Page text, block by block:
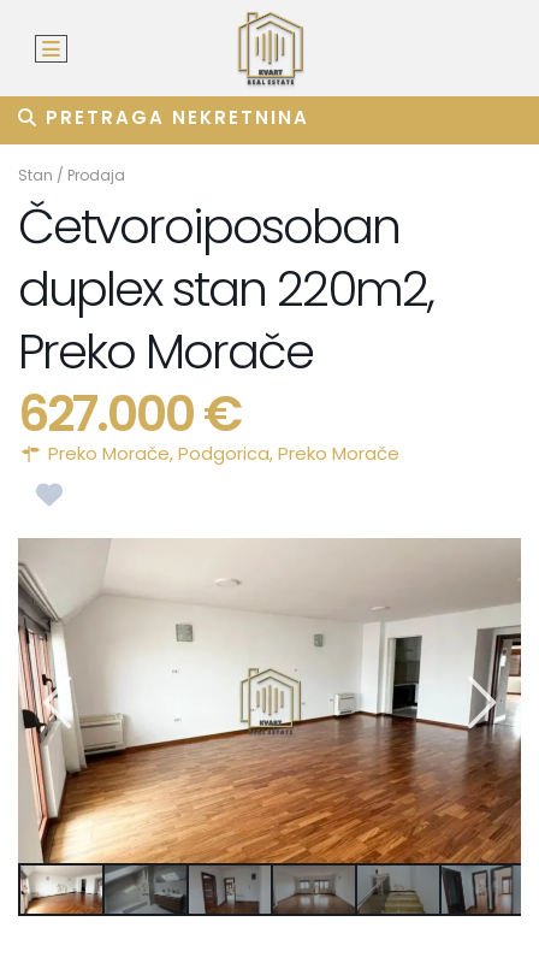
PRETRAGA NEKRETNINA
Stan / Prodaja
Četvoroiposoban
duplex stan 220m2,
Preko Morače
627.000 €
Preko Morače,Podgorica,Preko Morače